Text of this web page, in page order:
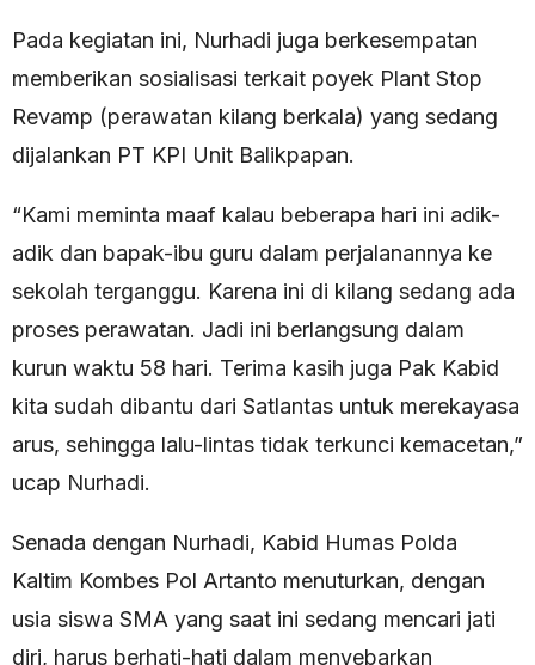
Pada kegiatan ini, Nurhadi juga berkesempatan
memberikan sosialisasi terkait poyek Plant Stop
Revamp (perawatan kilang berkala) yang sedang
dijalankan PT KPI Unit Balikpapan.
“Kami meminta maaf kalau beberapa hari ini adik-
adik dan bapak-ibu guru dalam perjalanannya ke
sekolah terganggu. Karena ini di kilang sedang ada
proses perawatan. Jadi ini berlangsung dalam
kurun waktu 58 hari. Terima kasih juga Pak Kabid
kita sudah dibantu dari Satlantas untuk merekayasa
arus, sehingga lalu-lintas tidak terkunci kemacetan,”
ucap Nurhadi.
Senada dengan Nurhadi, Kabid Humas Polda
Kaltim Kombes Pol Artanto menuturkan, dengan
usia siswa SMA yang saat ini sedang mencari jati
diri, harus berhati-hati dalam menyebarkan